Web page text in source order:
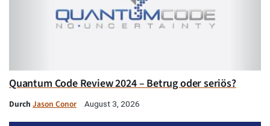
Quantum Code Review 2024 – Betrug oder seriös?
Durch Jason Conor August 3, 2026